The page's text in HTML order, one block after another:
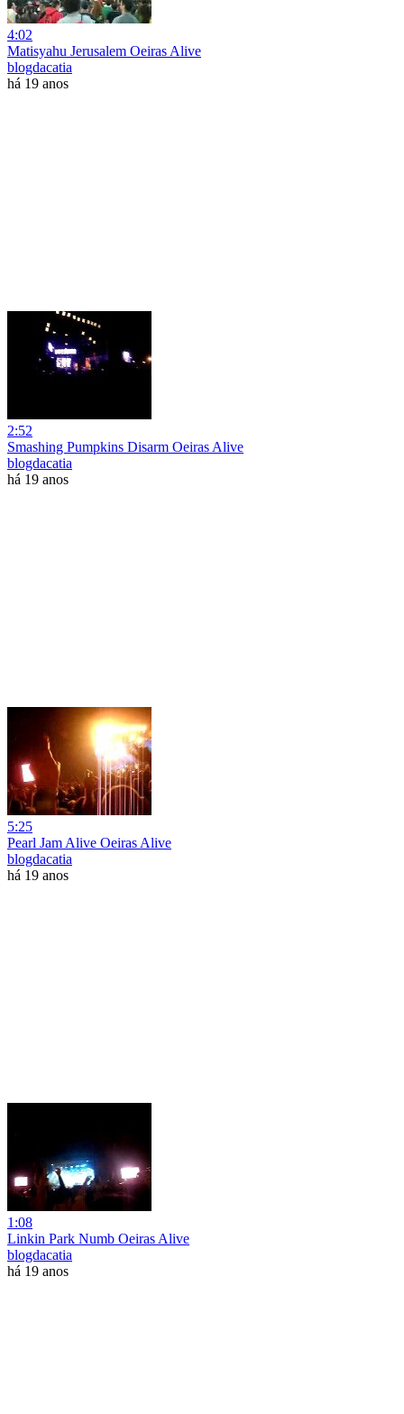
4:02
Matisyahu Jerusalem Oeiras Alive
blogdacatia
há 19 anos
2:52
Smashing Pumpkins Disarm Oeiras Alive
blogdacatia
há 19 anos
5:25
Pearl Jam Alive Oeiras Alive
blogdacatia
há 19 anos
1:08
Linkin Park Numb Oeiras Alive
blogdacatia
há 19 anos